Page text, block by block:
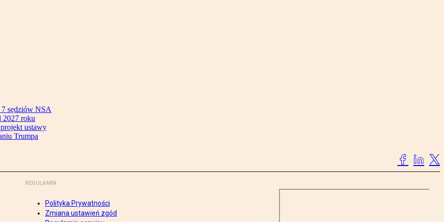
sędziów NSA
2027 roku
ustawy
Trumpa
REGULAMIN
Polityka Prywatności
Zmiana ustawień zgód